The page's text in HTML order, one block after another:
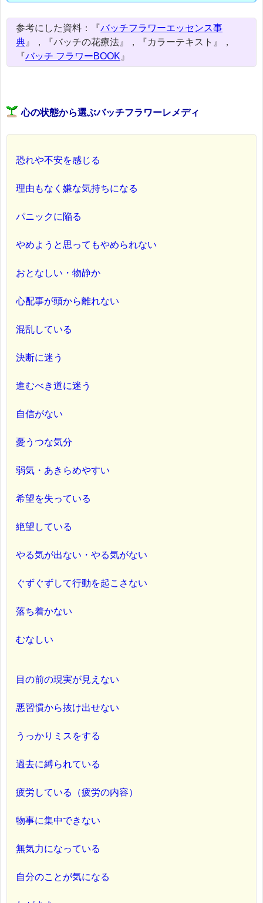
参考にした資料：『バッチフラワーエッセンス事
典 』，『バッチの花療法』，『カラーテキスト』，
『バッチ フラワーBOOK 』
心の状態から選ぶバッチフラワーレメディ
恐れや不安を感じる
理由もなく嫌な気持ちになる
パニックに陥る
やめようと思ってもやめられない
おとなしい・物静か
心配事が頭から離れない
混乱している
決断に迷う
進むべき道に迷う
自信がない
憂うつな気分
弱気・あきらめやすい
希望を失っている
絶望している
やる気が出ない・やる気がない
ぐずぐずして行動を起こさない
落ち着かない
むなしい
目の前の現実が見えない
悪習慣から抜け出せない
うっかりミスをする
過去に縛られている
疲労している（疲労の内容）
物事に集中できない
無気力になっている
自分のことが気になる